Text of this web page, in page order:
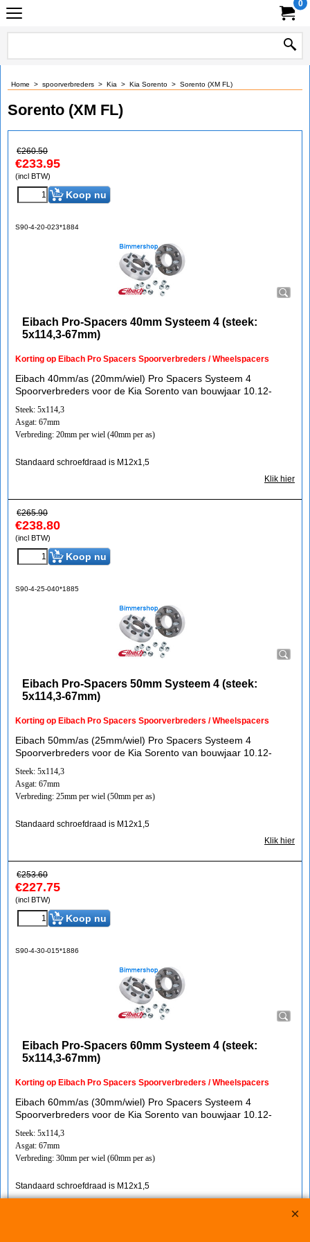
0
Home > spoorverbreders > Kia > Kia Sorento > Sorento (XM FL)
Sorento (XM FL)
€260.50
€233.95
(incl BTW)
Koop nu
S90-4-20-023*1884
Eibach Pro-Spacers 40mm Systeem 4 (steek:
5x114,3-67mm)
Korting op Eibach Pro Spacers Spoorverbreders / Wheelspacers
Eibach 40mm/as (20mm/wiel) Pro Spacers Systeem 4
Spoorverbreders voor de Kia Sorento van bouwjaar 10.12-
Steek: 5x114,3
Asgat: 67mm
Verbreding: 20mm per wiel (40mm per as)
Standaard schroefdraad is M12x1,5
Klik hier
€265.90
€238.80
(incl BTW)
Koop nu
S90-4-25-040*1885
Eibach Pro-Spacers 50mm Systeem 4 (steek:
5x114,3-67mm)
Korting op Eibach Pro Spacers Spoorverbreders / Wheelspacers
Eibach 50mm/as (25mm/wiel) Pro Spacers Systeem 4
Spoorverbreders voor de Kia Sorento van bouwjaar 10.12-
Steek: 5x114,3
Asgat: 67mm
Verbreding: 25mm per wiel (50mm per as)
Standaard schroefdraad is M12x1,5
Klik hier
€253.60
€227.75
(incl BTW)
Koop nu
S90-4-30-015*1886
Eibach Pro-Spacers 60mm Systeem 4 (steek:
5x114,3-67mm)
Korting op Eibach Pro Spacers Spoorverbreders / Wheelspacers
Eibach 60mm/as (30mm/wiel) Pro Spacers Systeem 4
Spoorverbreders voor de Kia Sorento van bouwjaar 10.12-
Steek: 5x114,3
Asgat: 67mm
Verbreding: 30mm per wiel (60mm per as)
Standaard schroefdraad is M12x1,5